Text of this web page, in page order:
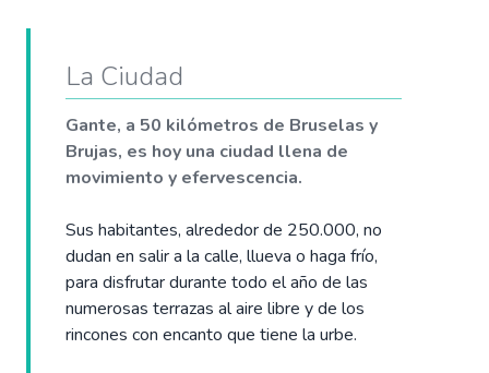
La Ciudad
Gante, a 50 kilómetros de Bruselas y
Brujas, es hoy una ciudad llena de
movimiento y efervescencia.
Sus habitantes, alrededor de 250.000, no
dudan en salir a la calle, llueva o haga frío,
para disfrutar durante todo el año de las
numerosas terrazas al aire libre y de los
rincones con encanto que tiene la urbe.